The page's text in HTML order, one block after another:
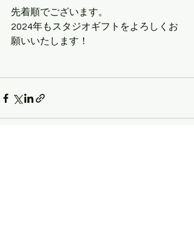
先着順でございます。
2024年もスタジオギフトをよろしくお
願いいたします！